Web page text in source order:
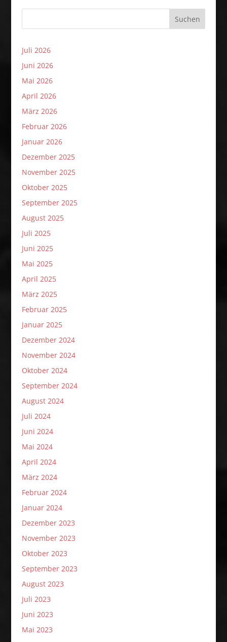
Suchen
Juli 2026
Juni 2026
Mai 2026
April 2026
März 2026
Februar 2026
Januar 2026
Dezember 2025
November 2025
Oktober 2025
September 2025
August 2025
Juli 2025
Juni 2025
Mai 2025
April 2025
März 2025
Februar 2025
Januar 2025
Dezember 2024
November 2024
Oktober 2024
September 2024
August 2024
Juli 2024
Juni 2024
Mai 2024
April 2024
März 2024
Februar 2024
Januar 2024
Dezember 2023
November 2023
Oktober 2023
September 2023
August 2023
Juli 2023
Juni 2023
Mai 2023